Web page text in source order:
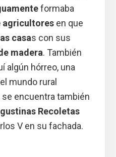
formaba
agricultoresen que
casas con sus
madera. También
algún hórreo, una
mundo rural
se encuentra también
Recoletas
V en su fachada.